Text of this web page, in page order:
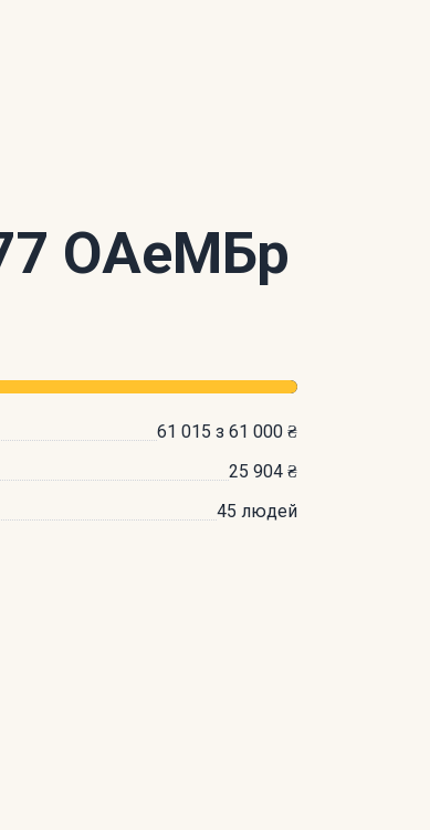
ОАеМБр
61 015 з 61 000 ₴
25 904 ₴
45 людей